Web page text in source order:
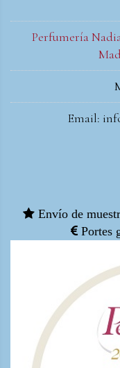
Perfumería
Email:
Envío de
Portes